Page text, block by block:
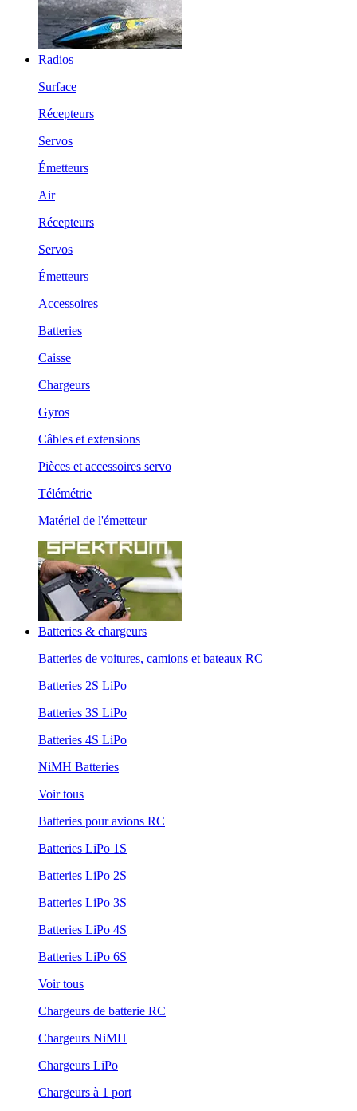
Radios
Surface
Récepteurs
Servos
Émetteurs
Air
Récepteurs
Servos
Émetteurs
Accessoires
Batteries
Caisse
Chargeurs
Gyros
Câbles et extensions
Pièces et accessoires servo
Télémétrie
Matériel de l'émetteur
Batteries & chargeurs
Batteries de voitures, camions et bateaux RC
Batteries 2S LiPo
Batteries 3S LiPo
Batteries 4S LiPo
NiMH Batteries
Voir tous
Batteries pour avions RC
Batteries LiPo 1S
Batteries LiPo 2S
Batteries LiPo 3S
Batteries LiPo 4S
Batteries LiPo 6S
Voir tous
Chargeurs de batterie RC
Chargeurs NiMH
Chargeurs LiPo
Chargeurs à 1 port